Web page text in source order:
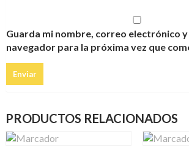
Guarda mi nombre, correo electrónico
navegador para la próxima vez que
PRODUCTOS RELACIONADOS